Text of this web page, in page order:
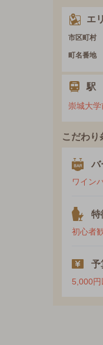
エ
市区町村
町名番地
駅
崇城大学
こだわり
バ
ワイン
特
初心者
予
5,000